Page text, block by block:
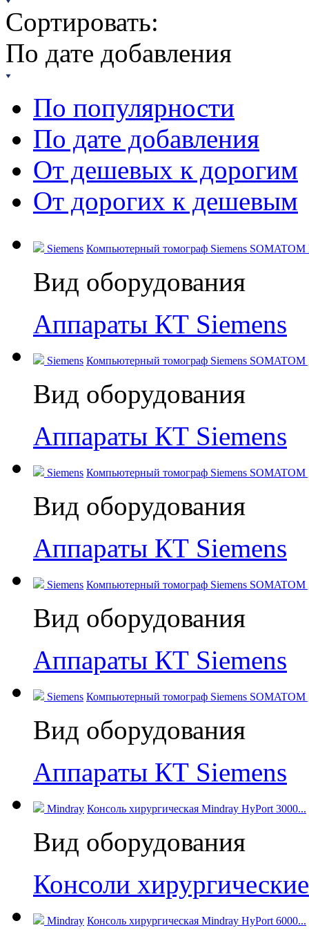
Сортировать:
По дате добавления
По популярности
По дате добавления
От дешевых к дорогим
От дорогих к дешевым
Siemens Компьютерный томограф Siemens SOMATOM
Вид оборудования
Аппараты КТ Siemens
Siemens Компьютерный томограф Siemens SOMATOM
Вид оборудования
Аппараты КТ Siemens
Siemens Компьютерный томограф Siemens SOMATOM
Вид оборудования
Аппараты КТ Siemens
Siemens Компьютерный томограф Siemens SOMATOM
Вид оборудования
Аппараты КТ Siemens
Siemens Компьютерный томограф Siemens SOMATOM
Вид оборудования
Аппараты КТ Siemens
Mindray Консоль хирургическая Mindray HyPort 3000...
Вид оборудования
Консоли хирургические
Mindray Консоль хирургическая Mindray HyPort 6000...